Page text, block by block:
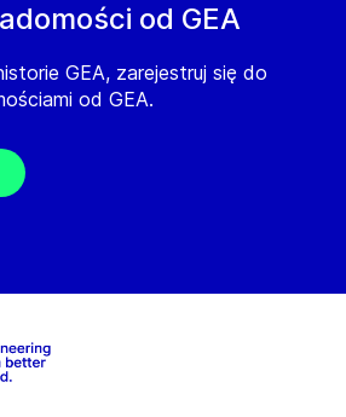
od GEA
GEA, zarejestruj się do
od GEA.